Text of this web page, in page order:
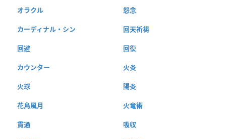
オラクル 怨念
カーディナル・シン 回天祈祷
回避 回復
カウンター 火炎
火球 陽炎
花鳥風月 火竜術
貫通 吸収